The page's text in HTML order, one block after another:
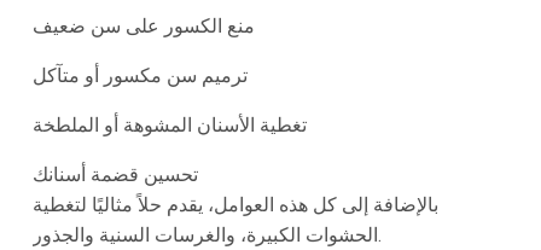
منع الكسور على سن ضعيف
ترميم سن مكسور أو متآكل
تغطية الأسنان المشوهة أو الملطخة
تحسين قضمة أسنانك
بالإضافة إلى كل هذه العوامل، يقدم حلاً مثاليًا لتغطية
الحشوات الكبيرة، والغرسات السنية والجذور.